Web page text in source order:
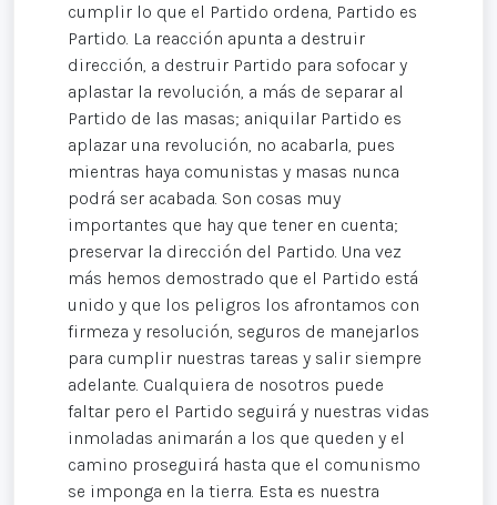
cumplir lo que el Partido ordena, Partido es
Partido. La reacción apunta a destruir
dirección, a destruir Partido para sofocar y
aplastar la revolución, a más de separar al
Partido de las masas; aniquilar Partido es
aplazar una revolución, no acabarla, pues
mientras haya comunistas y masas nunca
podrá ser acabada. Son cosas muy
importantes que hay que tener en cuenta;
preservar la dirección del Partido. Una vez
más hemos demostrado que el Partido está
unido y que los peligros los afrontamos con
firmeza y resolución, seguros de manejarlos
para cumplir nuestras tareas y salir siempre
adelante. Cualquiera de nosotros puede
faltar pero el Partido seguirá y nuestras vidas
inmoladas animarán a los que queden y el
camino proseguirá hasta que el comunismo
se imponga en la tierra. Esta es nuestra